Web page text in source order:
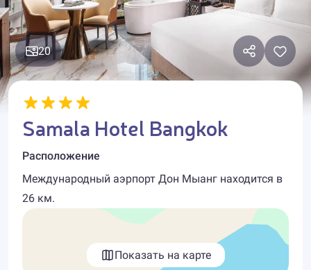
20
Samala Hotel Bangkok
Расположение
Международный аэрпорт Дон Мыанг находится в
26 км.
Показать на карте